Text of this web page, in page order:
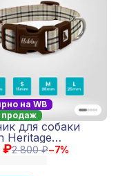
на WB
₽2 800 ₽−7%
для собаки
Heritage